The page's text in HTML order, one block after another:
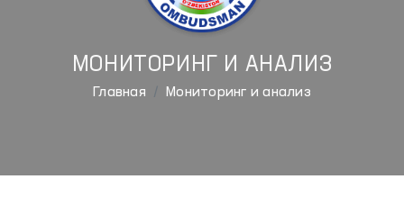
МОНИТОРИНГ И АНАЛИЗ
Главная Мониторинг и анализ